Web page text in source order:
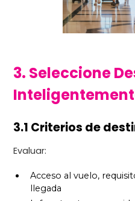
3. Seleccione
3.1 Criterios de
Evaluar:
Acceso al vuelo,
llegada